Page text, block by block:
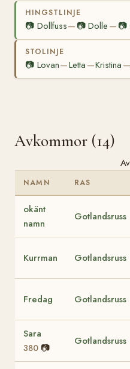
HINGSTLINJE
📷 Dollfuss— 📷Dolle — 📷
STOLINJE
📷 Lovan—Letta —Kristina —
Avkommor (14)
NAMN RAS
okänt
namn
Gotlandsruss
Kurrman Gotlandsruss
Fredag Gotlandsruss
Sara
380 📷
Gotlandsruss